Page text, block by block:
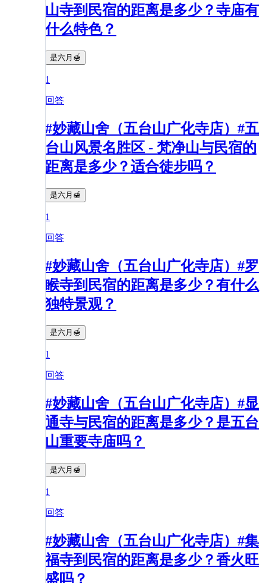
山寺到民宿的距离是多少？寺庙有
什么特色？
是六月🍯
1
回答
#妙藏山舍（五台山广化寺店）#五
台山风景名胜区 - 梵净山与民宿的
距离是多少？适合徒步吗？
是六月🍯
1
回答
#妙藏山舍（五台山广化寺店）#罗
睺寺到民宿的距离是多少？有什么
独特景观？
是六月🍯
1
回答
#妙藏山舍（五台山广化寺店）#显
通寺与民宿的距离是多少？是五台
山重要寺庙吗？
是六月🍯
1
回答
#妙藏山舍（五台山广化寺店）#集
福寺到民宿的距离是多少？香火旺
盛吗？